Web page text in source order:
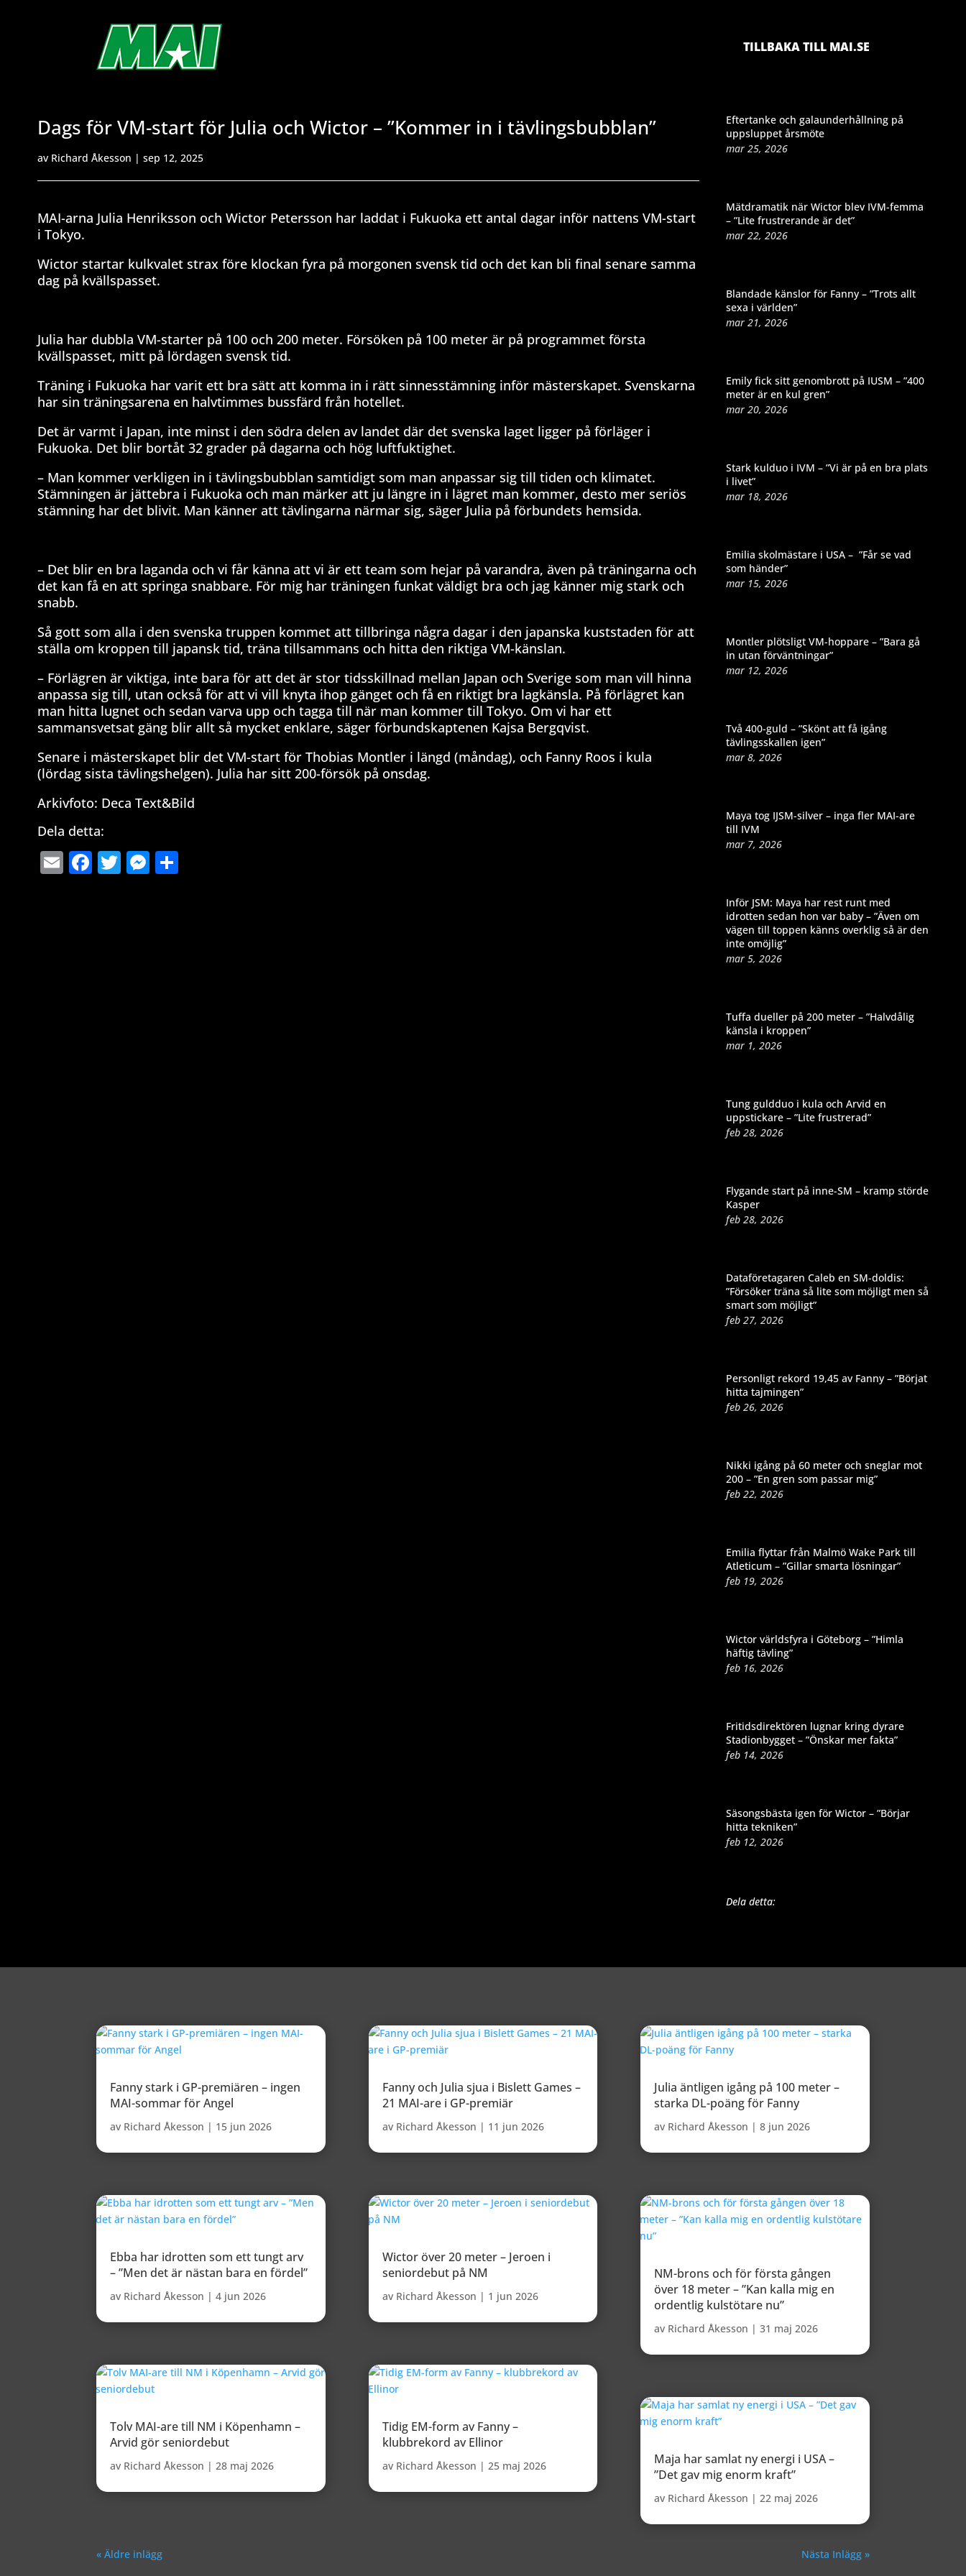
TILLBAKA TILL MAI.SE
Dags för VM-start för Julia och Wictor – ”Kommer in i tävlingsbubblan”
av Richard Åkesson | sep 12, 2025
MAI-arna Julia Henriksson och Wictor Petersson har laddat i Fukuoka ett antal dagar inför nattens VM-start
i Tokyo.
Wictor startar kulkvalet strax före klockan fyra på morgonen svensk tid och det kan bli final senare samma
dag på kvällspasset.
Julia har dubbla VM-starter på 100 och 200 meter. Försöken på 100 meter är på programmet första
kvällspasset, mitt på lördagen svensk tid.
Träning i Fukuoka har varit ett bra sätt att komma in i rätt sinnesstämning inför mästerskapet. Svenskarna
har sin träningsarena en halvtimmes bussfärd från hotellet.
Det är varmt i Japan, inte minst i den södra delen av landet där det svenska laget ligger på förläger i
Fukuoka. Det blir bortåt 32 grader på dagarna och hög luftfuktighet.
– Man kommer verkligen in i tävlingsbubblan samtidigt som man anpassar sig till tiden och klimatet.
Stämningen är jättebra i Fukuoka och man märker att ju längre in i lägret man kommer, desto mer seriös
stämning har det blivit. Man känner att tävlingarna närmar sig, säger Julia på förbundets hemsida.
– Det blir en bra laganda och vi får känna att vi är ett team som hejar på varandra, även på träningarna och
det kan få en att springa snabbare. För mig har träningen funkat väldigt bra och jag känner mig stark och
snabb.
Så gott som alla i den svenska truppen kommet att tillbringa några dagar i den japanska kuststaden för att
ställa om kroppen till japansk tid, träna tillsammans och hitta den riktiga VM-känslan.
– Förlägren är viktiga, inte bara för att det är stor tidsskillnad mellan Japan och Sverige som man vill hinna
anpassa sig till, utan också för att vi vill knyta ihop gänget och få en riktigt bra lagkänsla. På förlägret kan
man hitta lugnet och sedan varva upp och tagga till när man kommer till Tokyo. Om vi har ett
sammansvetsat gäng blir allt så mycket enklare, säger förbundskaptenen Kajsa Bergqvist.
Senare i mästerskapet blir det VM-start för Thobias Montler i längd (måndag), och Fanny Roos i kula
(lördag sista tävlingshelgen). Julia har sitt 200-försök på onsdag.
Arkivfoto: Deca Text&Bild
Dela detta:
EmailFacebook
TwitterMessenger
Eftertanke och galaunderhållning på
uppsluppet årsmöte
mar 25, 2026
Mätdramatik när Wictor blev IVM-femma
– ”Lite frustrerande är det”
mar 22, 2026
Blandade känslor för Fanny – ”Trots allt
sexa i världen”
mar 21, 2026
Emily fick sitt genombrott på IUSM – ”400
meter är en kul gren”
mar 20, 2026
Stark kulduo i IVM – ”Vi är på en bra plats
i livet”
mar 18, 2026
Emilia skolmästare i USA – ”Får se vad
som händer”
mar 15, 2026
Montler plötsligt VM-hoppare – ”Bara gå
in utan förväntningar”
mar 12, 2026
Två 400-guld – ”Skönt att få igång
tävlingsskallen igen”
mar 8, 2026
Maya tog IJSM-silver – inga fler MAI-are
till IVM
mar 7, 2026
Inför JSM: Maya har rest runt med
idrotten sedan hon var baby – ”Även om
vägen till toppen känns overklig så är den
inte omöjlig”
mar 5, 2026
Tuffa dueller på 200 meter – ”Halvdålig
känsla i kroppen”
mar 1, 2026
Tung guldduo i kula och Arvid en
uppstickare – ”Lite frustrerad”
feb 28, 2026
Flygande start på inne-SM – kramp störde
Kasper
feb 28, 2026
Dataföretagaren Caleb en SM-doldis:
”Försöker träna så lite som möjligt men så
smart som möjligt”
feb 27, 2026
Personligt rekord 19,45 av Fanny – ”Börjat
hitta tajmingen”
feb 26, 2026
Nikki igång på 60 meter och sneglar mot
200 – ”En gren som passar mig”
feb 22, 2026
Emilia flyttar från Malmö Wake Park till
Atleticum – ”Gillar smarta lösningar”
feb 19, 2026
Wictor världsfyra i Göteborg – ”Himla
häftig tävling”
feb 16, 2026
Fritidsdirektören lugnar kring dyrare
Stadionbygget – ”Önskar mer fakta”
feb 14, 2026
Säsongsbästa igen för Wictor – ”Börjar
hitta tekniken”
feb 12, 2026
Dela detta:
Fanny stark i GP-premiären – ingen
MAI-sommar för Angel
av Richard Åkesson | 15 jun 2026
Ebba har idrotten som ett tungt arv
– ”Men det är nästan bara en fördel”
av Richard Åkesson |4 jun 2026
Tolv MAI-are till NM i Köpenhamn –
Arvid gör seniordebut
av Richard Åkesson |28 maj 2026
Fanny och Julia sjua i Bislett Games –
21 MAI-are i GP-premiär
av Richard Åkesson | 11 jun 2026
Wictor över 20 meter – Jeroen i
seniordebut på NM
av Richard Åkesson | 1 jun 2026
Tidig EM-form av Fanny –
klubbrekord av Ellinor
av Richard Åkesson | 25 maj 2026
Julia äntligen igång på 100 meter –
starka DL-poäng för Fanny
av Richard Åkesson | 8 jun 2026
NM-brons och för första gången
över 18 meter – ”Kan kalla mig en
ordentlig kulstötare nu”
av Richard Åkesson | 31 maj 2026
Maja har samlat ny energi i USA –
”Det gav mig enorm kraft”
av Richard Åkesson | 22 maj 2026
« Äldre inlägg Nästa Inlägg »